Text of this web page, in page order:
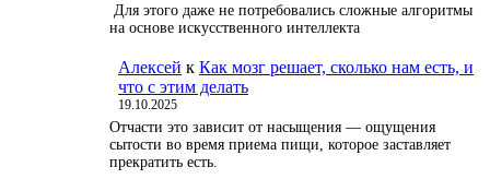
Для этого даже не потребовались сложные алгоритмы
на основе искусственного интеллекта
Алексей к Как мозг решает, сколько нам есть, и
что с этим делать
19.10.2025
Отчасти это зависит от насыщения — ощущения
сытости во время приема пищи, которое заставляет
прекратить есть.